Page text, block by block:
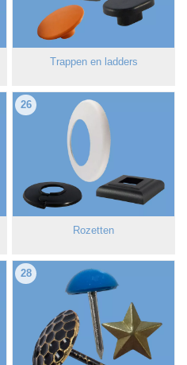
Trappen en ladders
26
Rozetten
28